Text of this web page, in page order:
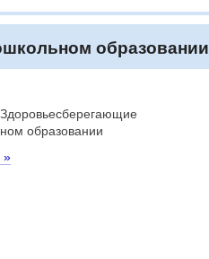
образовании
образовании
»